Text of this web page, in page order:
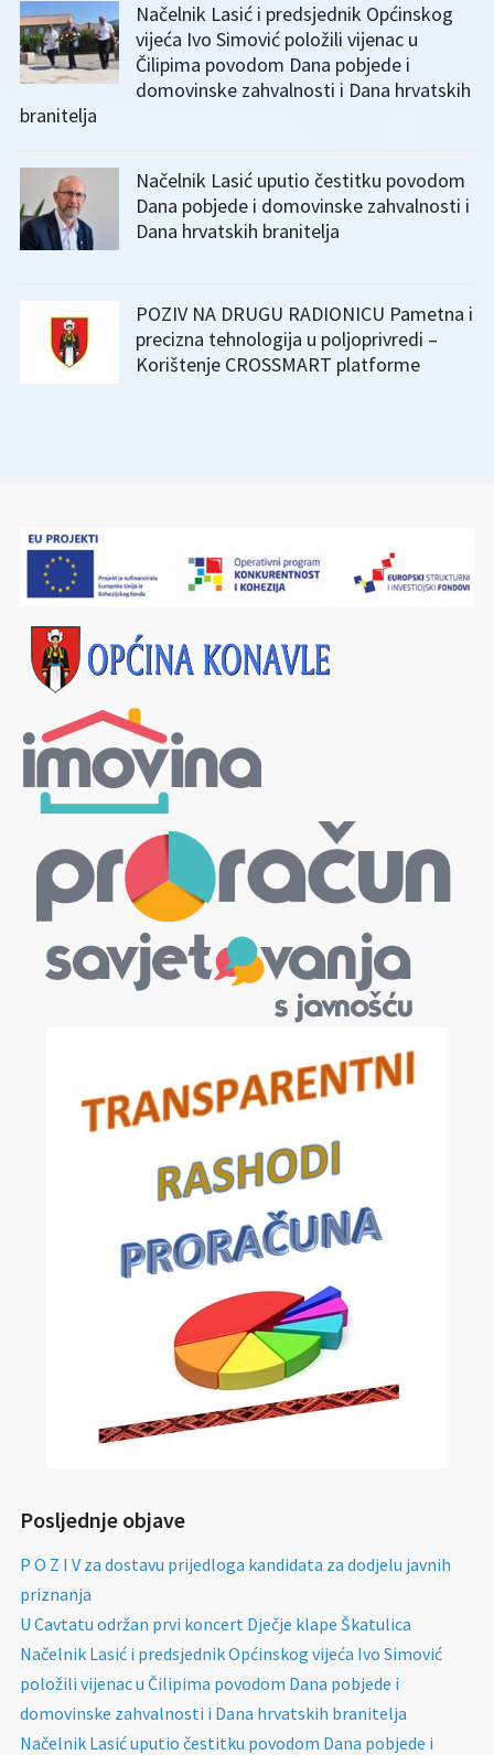
Načelnik Lasić i predsjednik Općinskog
vijeća Ivo Simović položili vijenac u
Čilipima povodom Dana pobjede i
domovinske zahvalnosti i Dana hrvatskih
branitelja
Načelnik Lasić uputio čestitku povodom
Dana pobjede i domovinske zahvalnosti i
Dana hrvatskih branitelja
POZIV NA DRUGU RADIONICU Pametna i
precizna tehnologija u poljoprivredi –
Korištenje CROSSMART platforme
Posljednje objave
P O Z I V za dostavu prijedloga kandidata za dodjelu javnih
priznanja
U Cavtatu održan prvi koncert Dječje klape Škatulica
Načelnik Lasić i predsjednik Općinskog vijeća Ivo Simović
položili vijenac u Čilipima povodom Dana pobjede i
domovinske zahvalnosti i Dana hrvatskih branitelja
Načelnik Lasić uputio čestitku povodom Dana pobjede i